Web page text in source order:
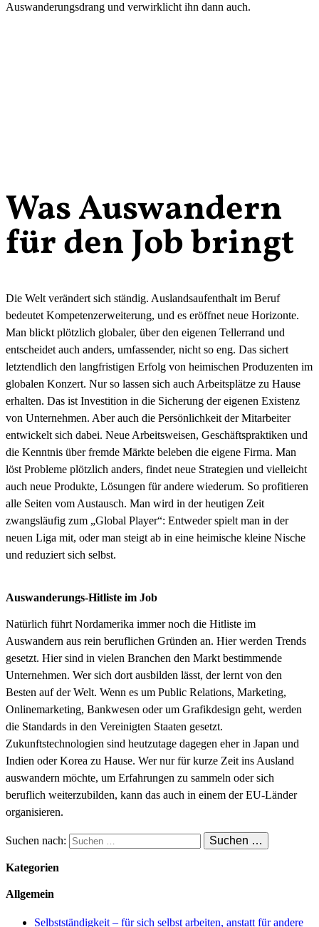
Auswanderungsdrang und verwirklicht ihn dann auch.
Was Auswandern
für den Job bringt
Die Welt verändert sich ständig. Auslandsaufenthalt im Beruf
bedeutet Kompetenzerweiterung, und es eröffnet neue Horizonte.
Man blickt plötzlich globaler, über den eigenen Tellerrand und
entscheidet auch anders, umfassender, nicht so eng. Das sichert
letztendlich den langfristigen Erfolg von heimischen Produzenten im
globalen Konzert. Nur so lassen sich auch Arbeitsplätze zu Hause
erhalten. Das ist Investition in die Sicherung der eigenen Existenz
von Unternehmen. Aber auch die Persönlichkeit der Mitarbeiter
entwickelt sich dabei. Neue Arbeitsweisen, Geschäftspraktiken und
die Kenntnis über fremde Märkte beleben die eigene Firma. Man
löst Probleme plötzlich anders, findet neue Strategien und vielleicht
auch neue Produkte, Lösungen für andere wiederum. So profitieren
alle Seiten vom Austausch. Man wird in der heutigen Zeit
zwangsläufig zum „Global Player“: Entweder spielt man in der
neuen Liga mit, oder man steigt ab in eine heimische kleine Nische
und reduziert sich selbst.
Auswanderungs-Hitliste im Job
Natürlich führt Nordamerika immer noch die Hitliste im
Auswandern aus rein beruflichen Gründen an. Hier werden Trends
gesetzt. Hier sind in vielen Branchen den Markt bestimmende
Unternehmen. Wer sich dort ausbilden lässt, der lernt von den
Besten auf der Welt. Wenn es um Public Relations, Marketing,
Onlinemarketing, Bankwesen oder um Grafikdesign geht, werden
die Standards in den Vereinigten Staaten gesetzt.
Zukunftstechnologien sind heutzutage dagegen eher in Japan und
Indien oder Korea zu Hause. Wer nur für kurze Zeit ins Ausland
auswandern möchte, um Erfahrungen zu sammeln oder sich
beruflich weiterzubilden, kann das auch in einem der EU-Länder
organisieren.
Suchen nach:
Kategorien
Allgemein
Selbstständigkeit – für sich selbst arbeiten, anstatt für andere